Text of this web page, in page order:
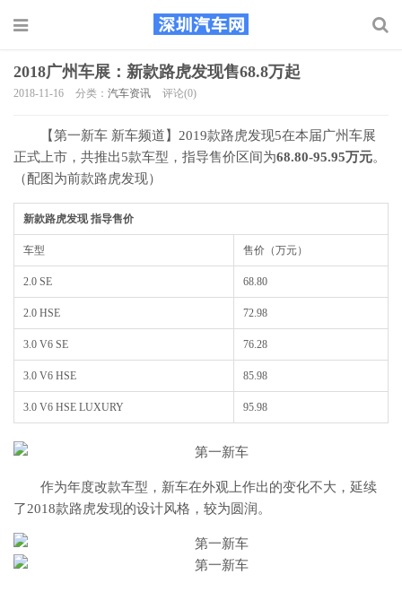
2018广州车展：新款路虎发现售68.8万起
2018-11-16 分类： 汽车资讯 评论(0)
【第一新车 新车频道】2019款路虎发现5在本届广州车展
正式上市，共推出5款车型，指导售价区间为68.80-95.95万元。
（配图为前款路虎发现）
新款路虎发现 指导售价
车型 售价（万元）
2.0 SE 68.80
2.0 HSE 72.98
3.0 V6 SE 76.28
3.0 V6 HSE 85.98
3.0 V6 HSE LUXURY 95.98
作为年度改款车型，新车在外观上作出的变化不大，延续
了2018款路虎发现的设计风格，较为圆润。